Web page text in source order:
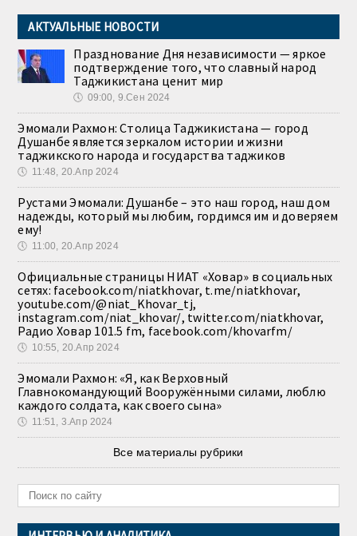
АКТУАЛЬНЫЕ НОВОСТИ
Празднование Дня независимости — яркое
подтверждение того, что славный народ
Таджикистана ценит мир
🕔 09:00, 9.Сен 2024
Эмомали Рахмон: Столица Таджикистана — город
Душанбе является зеркалом истории и жизни
таджикского народа и государства таджиков
🕔 11:48, 20.Апр 2024
Рустами Эмомали: Душанбе – это наш город, наш дом
надежды, который мы любим, гордимся им и доверяем
ему!
🕔 11:00, 20.Апр 2024
Официальные страницы НИАТ «Ховар» в социальных
сетях: facebook.com/niatkhovar, t.me/niatkhovar,
youtube.com/@niat_Khovar_tj,
instagram.com/niat_khovar/, twitter.com/niatkhovar,
Радио Ховар 101.5 fm, facebook.com/khovarfm/
🕔 10:55, 20.Апр 2024
Эмомали Рахмон: «Я, как Верховный
Главнокомандующий Вооружёнными силами, люблю
каждого солдата, как своего сына»
🕔 11:51, 3.Апр 2024
Все материалы рубрики